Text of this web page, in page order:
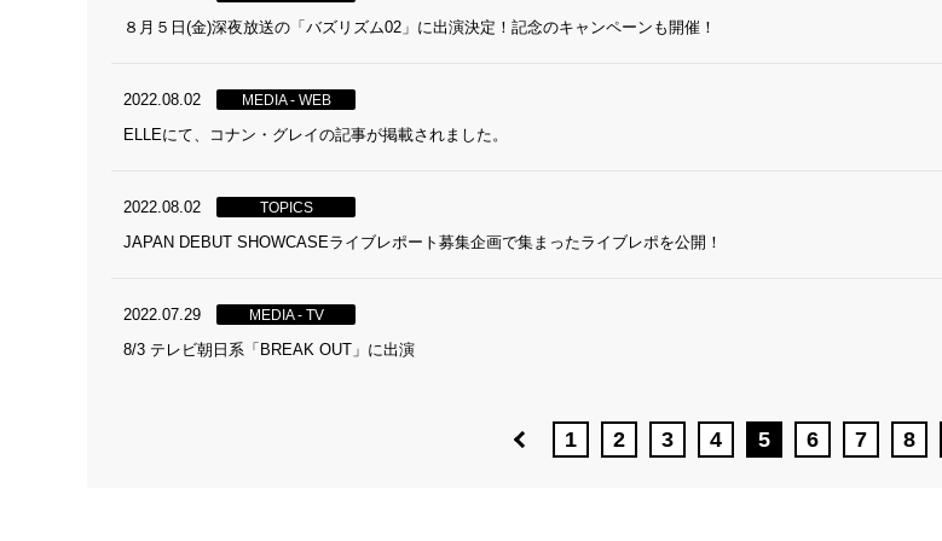
８月５日(金)深夜放送の「バズリズム02」に出演決定！記念のキャンペーンも開催！
2022.08.02 MEDIA - WEB
ELLEにて、コナン・グレイの記事が掲載されました。
2022.08.02 TOPICS
JAPAN DEBUT SHOWCASEライブレポート募集企画で集まったライブレポを公開！
2022.07.29 MEDIA - TV
8/3 テレビ朝日系「BREAK OUT」に出演
1 2 3 4 5 6 7 8